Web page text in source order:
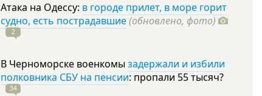
Атака на Одессу: в городе прилет, в море горит
судно, есть пострадавшие(обновлено, фото)
2
В Черноморске военкомы задержали и избили
полковника СБУ на пенсии: пропали 55тысяч?
34